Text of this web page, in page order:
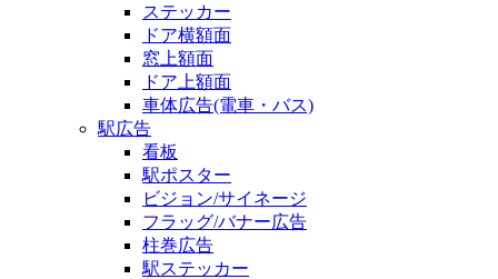
ステッカー
ドア横額面
窓上額面
ドア上額面
車体広告(電車・バス)
駅広告
看板
駅ポスター
ビジョン/サイネージ
フラッグ/バナー広告
柱巻広告
駅ステッカー